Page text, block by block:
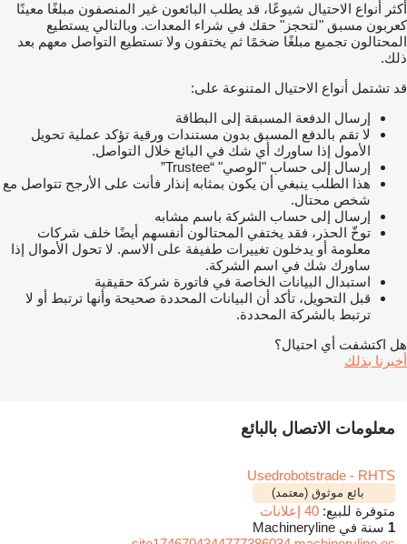
أكثر أنواع الاحتيال شيوعًا، قد يطلب البائعون غير المنصفون مبلغًا معينًا
كعربون مسبق "لتحجز" حقك في شراء المعدات. وبالتالي يستطيع
المحتالون تجميع مبلغًا ضخمًا ثم يختفون ولا تستطيع التواصل معهم بعد
ذلك.
قد تشتمل أنواع الاحتيال المتنوعة على:
إرسال الدفعة المسبقة إلى البطاقة
لا تقم بالدفع المسبق بدون مستندات ورقية تؤكد عملية تحويل
الأمول إذا ساورك أي شك في البائع خلال التواصل.
إرسال إلى حساب "الوصي" “Trustee”
هذا الطلب ينبغي أن يكون بمثابه إنذار فأنت على الأرجح تتواصل مع
شخص محتال.
إرسال إلى حساب الشركة باسم مشابه
توخّ الحذر، فقد يختفي المحتالون أنفسهم أيضًا خلف شركات
معلومة أو يدخلون تغييرات طفيفة على الاسم. لا تحول الأموال إذا
ساورك شك في اسم الشركة.
استبدال البيانات الخاصة في فاتورة شركة حقيقية
قبل التحويل، تأكد أن البيانات المحددة صحيحة وأنها ترتبط أو لا
ترتبط بالشركة المحددة.
هل اكتشفت أي احتيال؟
أخبرنا بذلك
معلومات الاتصال بالبائع
Usedrobotstrade - RHTS
بائع موثوق (معتمد)
متوفرة للبيع: 40 إعلانات
1 سنة في Machineryline